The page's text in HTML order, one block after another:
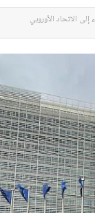
الاتحاد الأوروبي